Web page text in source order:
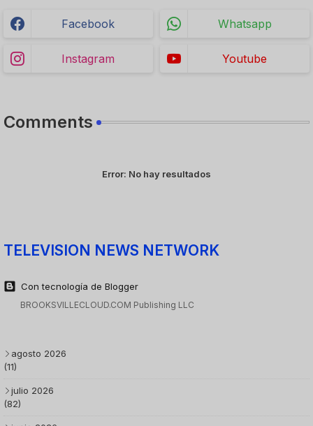
Facebook Whatsapp
Instagram Youtube
Comments
Error: No hay resultados
TELEVISION NEWS NETWORK
Con tecnología de Blogger
BROOKSVILLECLOUD.COM Publishing LLC
agosto 2026
(11)
julio 2026
(82)